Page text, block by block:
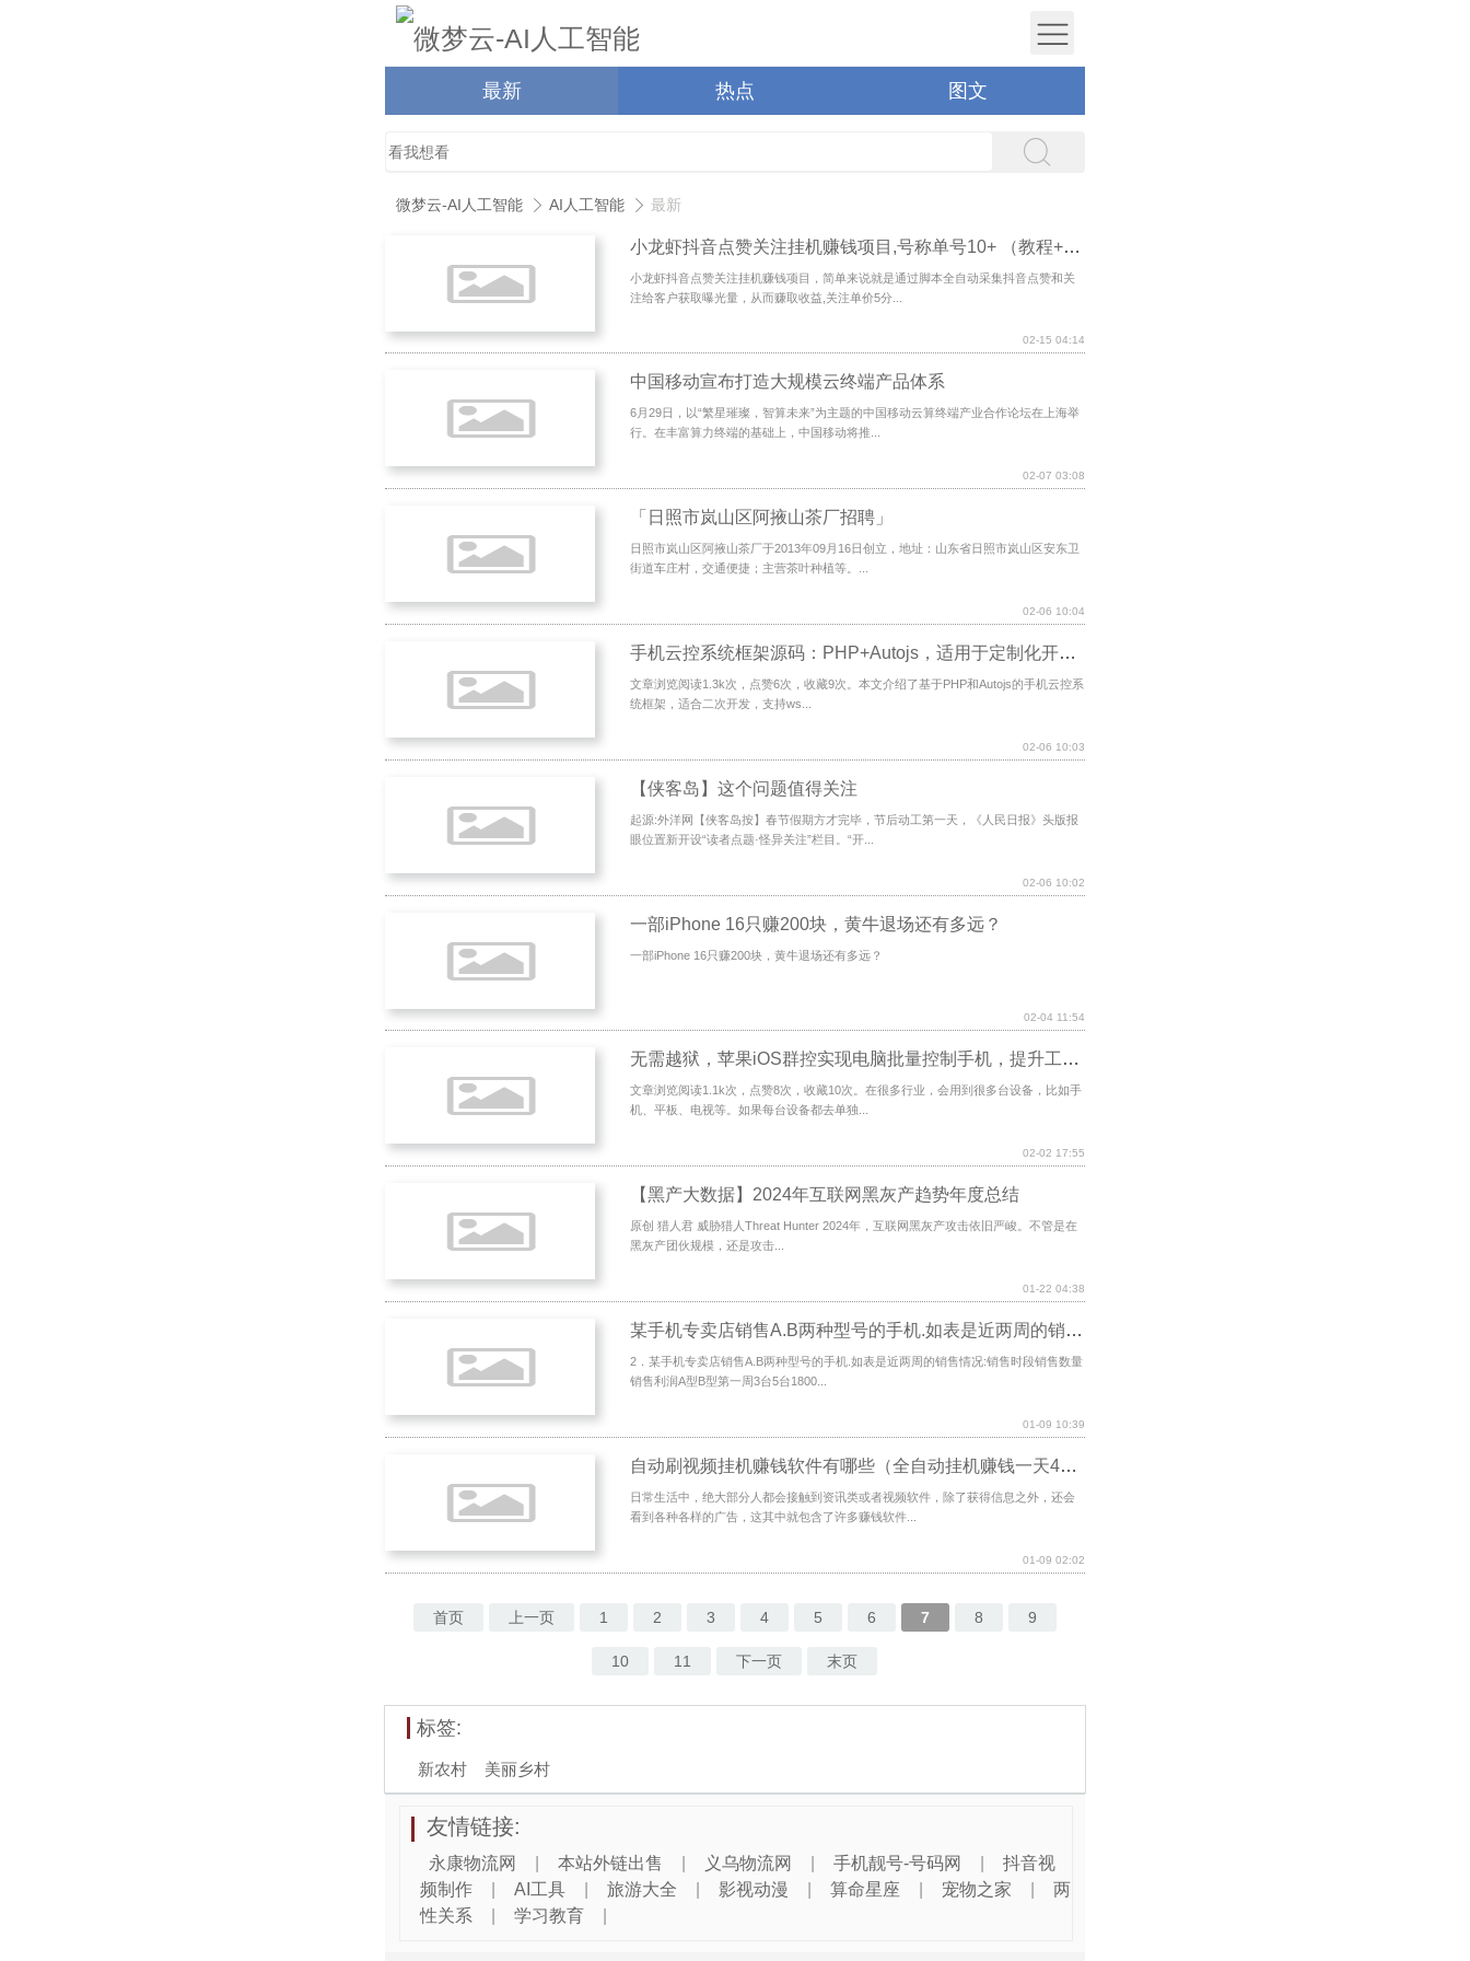
最新 热点 图文
微梦云-AI人工智能 AI人工智能 最新
小龙虾抖音点赞关注挂机赚钱项目,号称单号10+ （教程+软件）
小龙虾抖音点赞关注挂机赚钱项目，简单来说就是通过脚本全自动采集抖音点赞和关
注给客户获取曝光量，从而赚取收益,关注单价5分...
02-15 04:14
中国移动宣布打造大规模云终端产品体系
6月29日，以“繁星璀璨，智算未来”为主题的中国移动云算终端产业合作论坛在上海举
行。在丰富算力终端的基础上，中国移动将推...
02-07 03:08
「日照市岚山区阿掖山茶厂招聘」
日照市岚山区阿掖山茶厂于2013年09月16日创立，地址：山东省日照市岚山区安东卫
街道车庄村，交通便捷；主营茶叶种植等。...
02-06 10:04
手机云控系统框架源码：PHP+Autojs，适用于定制化开发，支持ws+http通信协议
文章浏览阅读1.3k次，点赞6次，收藏9次。本文介绍了基于PHP和Autojs的手机云控系
统框架，适合二次开发，支持ws...
02-06 10:03
【侠客岛】这个问题值得关注
起源:外洋网【侠客岛按】春节假期方才完毕，节后动工第一天，《人民日报》头版报
眼位置新开设“读者点题·怪异关注”栏目。“开...
02-06 10:02
一部iPhone 16只赚200块，黄牛退场还有多远？
一部iPhone 16只赚200块，黄牛退场还有多远？
02-04 11:54
无需越狱，苹果iOS群控实现电脑批量控制手机，提升工作效率
文章浏览阅读1.1k次，点赞8次，收藏10次。在很多行业，会用到很多台设备，比如手
机、平板、电视等。如果每台设备都去单独...
02-02 17:55
【黑产大数据】2024年互联网黑灰产趋势年度总结
原创 猎人君 威胁猎人Threat Hunter 2024年，互联网黑灰产攻击依旧严峻。不管是在
黑灰产团伙规模，还是攻击...
01-22 04:38
某手机专卖店销售A.B两种型号的手机.如表是近两周的销售情况:销售时段销售数量销售利润A型B型第一周
2．某手机专卖店销售A.B两种型号的手机.如表是近两周的销售情况:销售时段销售数量
销售利润A型B型第一周3台5台1800...
01-09 10:39
自动刷视频挂机赚钱软件有哪些（全自动挂机赚钱一天40元）
日常生活中，绝大部分人都会接触到资讯类或者视频软件，除了获得信息之外，还会
看到各种各样的广告，这其中就包含了许多赚钱软件...
01-09 02:02
首页 上一页 1 2 3 4 5 6 7 8 9
10 11 下一页 末页
标签:
新农村 美丽乡村
友情链接:
永康物流网 本站外链出售 义乌物流网 手机靓号-号码网
抖音视
频制作
AI工具 旅游大全 影视动漫 算命星座 宠物之家
两
性关系
学习教育